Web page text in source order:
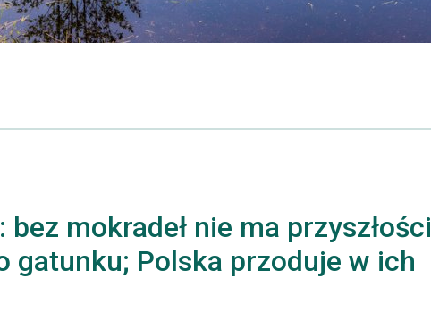
bez mokradeł nie ma przyszłości
gatunku; Polska przoduje w ich